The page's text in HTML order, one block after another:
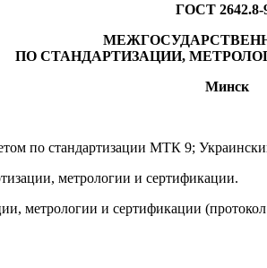
ГОСТ 2642.8-
ПО СТАНДАРТИЗАЦИИ,
Минск
по стандартизации МТК 9;
метрологии и сертификации.
метрологии и сертификации (протокол